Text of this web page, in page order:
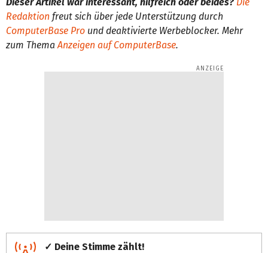
Redaktion freut sich über jede Unterstützung durch
ComputerBase Pro und deaktivierte Werbeblocker. Mehr
zum Thema Anzeigen auf ComputerBase.
✓ Deine Stimme zählt!